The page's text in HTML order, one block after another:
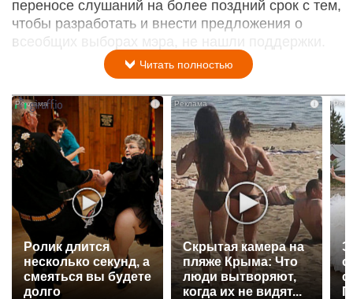
переносе слушаний на более поздний срок с тем,
чтобы разработать и внести предложения о
всеобщих выборах мэра, не нашли поддержки.
Читать полностью
Ролик длится
несколько секунд, а
смеяться вы будете
долго
i
Скрытая камера на
пляже Крыма: Что
люди вытворяют,
когда их не видят...